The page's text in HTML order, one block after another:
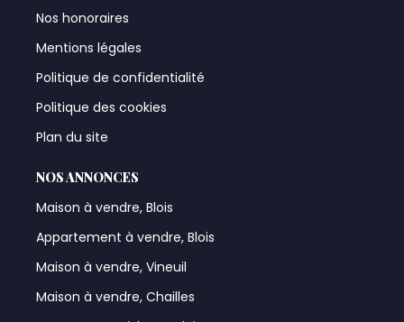
Nos honoraires
Mentions légales
Politique de confidentialité
Politique des cookies
Plan du site
NOS ANNONCES
Maison à vendre, Blois
Appartement à vendre, Blois
Maison à vendre, Vineuil
Maison à vendre, Chailles